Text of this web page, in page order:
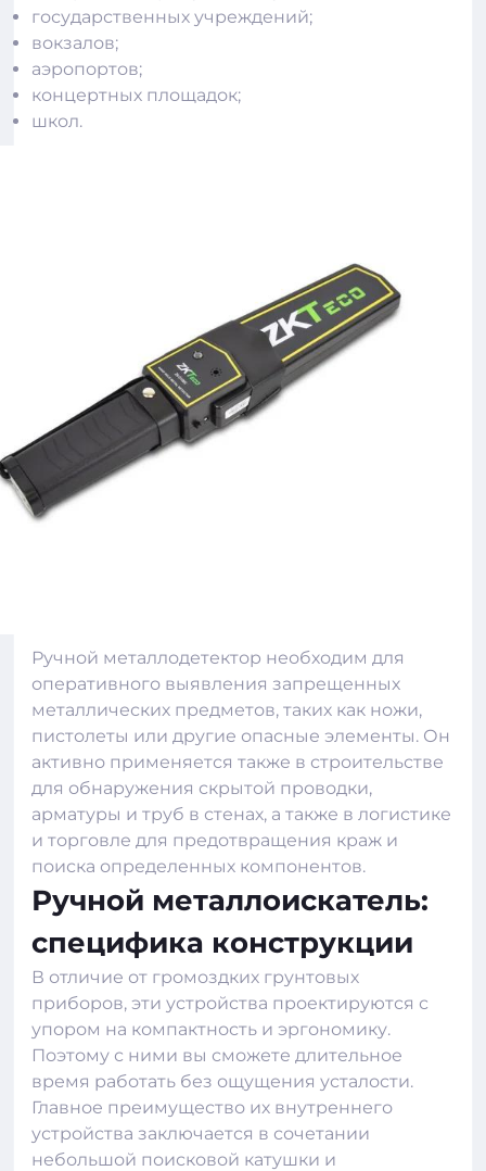
государственных учреждений;
вокзалов;
аэропортов;
концертных площадок;
школ.
Ручной металлодетектор необходим для
оперативного выявления запрещенных
металлических предметов, таких как ножи,
пистолеты или другие опасные элементы. Он
активно применяется также в строительстве
для обнаружения скрытой проводки,
арматуры и труб в стенах, а также в логистике
и торговле для предотвращения краж и
поиска определенных компонентов.
Ручной металлоискатель:
специфика конструкции
В отличие от громоздких грунтовых
приборов, эти устройства проектируются с
упором на компактность и эргономику.
Поэтому с ними вы сможете длительное
время работать без ощущения усталости.
Главное преимущество их внутреннего
устройства заключается в сочетании
небольшой поисковой катушки и